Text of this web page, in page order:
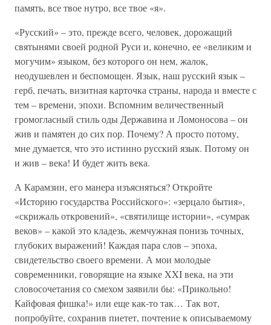
память, все твое нутро, все твое «я».
«Русский» – это, прежде всего, человек, дорожащий
святынями своей родной Руси и, конечно, ее «великим и
могучим» языком, без которого он нем, жалок,
неодушевлен и беспомощен. Язык, наш русский язык –
герб, печать, визитная карточка страны, народа и вместе с
тем – времени, эпохи. Вспомним величественный
громогласный стиль оды Державина и Ломоносова – он
жив и памятен до сих пор. Почему? А просто потому,
мне думается, что это истинно русский язык. Потому он
и жив – века! И будет жить века.
А Карамзин, его манера изъясняться? Откройте
«Историю государства Российского»: «зерцало бытия»,
«скрижаль откровений», «святилище истории», «сумрак
веков» – какой это кладезь, жемчужная понизь точных,
глубоких выражений! Каждая пара слов – эпоха,
свидетельство своего времени. А мои молодые
современники, говорящие на языке XXI века, на эти
словосочетания со смехом заявили бы: «Прикольно!
Кайфовая фишка!» или еще как-то так… Так вот,
попробуйте, сохранив пиетет, почтение к описываемому